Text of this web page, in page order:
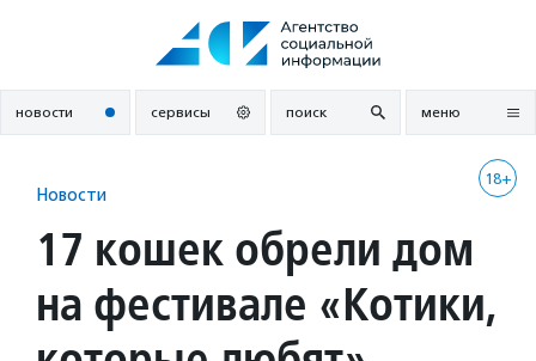
новости сервисы поиск меню
18+
Новости
17 кошек обрели дом
на фестивале «Котики,